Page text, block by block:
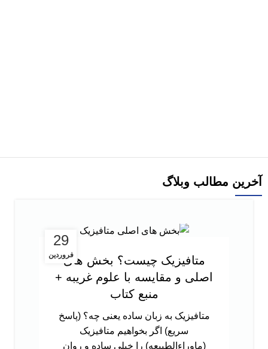
آخرین مطالب وبلاگ
29
فروردینمتافیزیک چیست؟ بخش های
اصلی و مقایسه با علوم غریبه +
منبع کتاب
متافیزیک به زبان ساده یعنی چه؟ (پاسخ
سریع) اگر بخواهیم متافیزیک
(ماوراءالطبیعه) را خیلی ساده و روان